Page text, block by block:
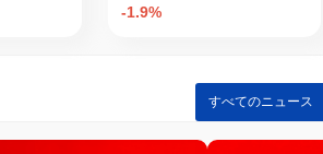
-1.9%
すべてのニュース